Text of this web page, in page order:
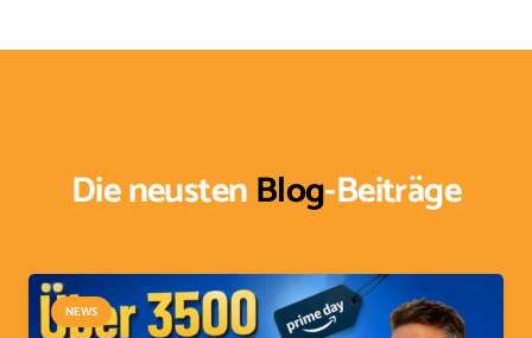
Die neustenBlog-Beiträge
NEWS